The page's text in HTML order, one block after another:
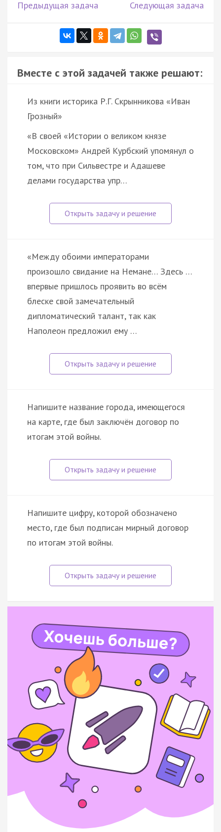
Предыдущая задача Следующая задача
Вместе с этой задачей также решают:
Из книги историка Р.Г. Скрынникова «Иван
Грозный»
«В своей «Истории о великом князе
Московском» Андрей Курбский упомянул о
том, что при Сильвестре и Адашеве
делами государства упр…
«Между обоими императорами
произошло свидание на Немане… Здесь …
впервые пришлось проявить во всём
блеске свой замечательный
дипломатический талант, так как
Наполеон предложил ему …
Напишите название города, имеющегося
на карте, где был заключён договор по
итогам этой войны.
Напишите цифру, которой обозначено
место, где был подписан мирный договор
по итогам этой войны.